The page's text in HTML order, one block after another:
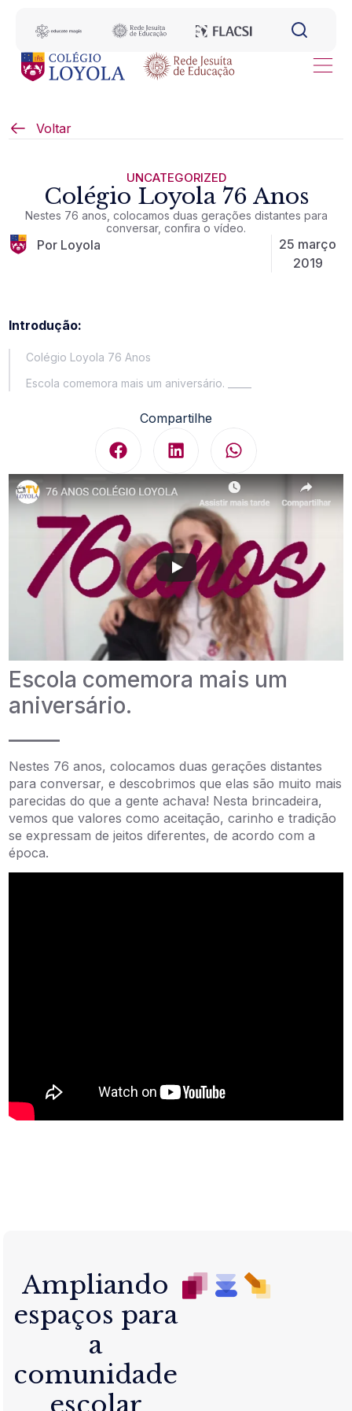
Voltar
UNCATEGORIZED
Colégio Loyola 76 Anos
Nestes 76 anos, colocamos duas gerações distantes para
conversar, confira o vídeo.
Por Loyola
25 março
2019
Introdução:
Colégio Loyola 76 Anos
Escola comemora mais um aniversário. _____
Compartilhe
Escola comemora mais um
aniversário.
Nestes 76 anos, colocamos duas gerações distantes
para conversar, e descobrimos que elas são muito mais
parecidas do que a gente achava! Nesta brincadeira,
vemos que valores como aceitação, carinho e tradição
se expressam de jeitos diferentes, de acordo com a
época.
Ampliando
espaços para
a
comunidade
escolar